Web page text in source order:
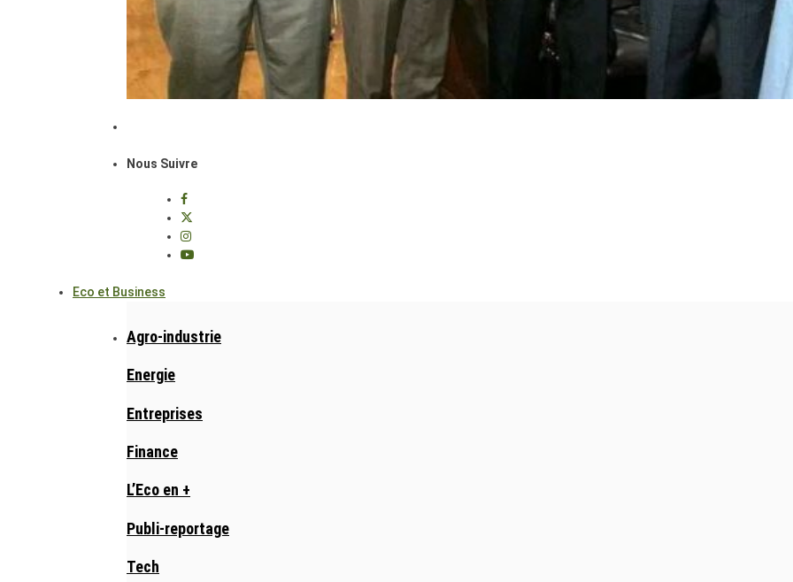
Nous Suivre
Eco et Business
Agro-industrie
Energie
Entreprises
Finance
L’Eco en +
Publi-reportage
Tech